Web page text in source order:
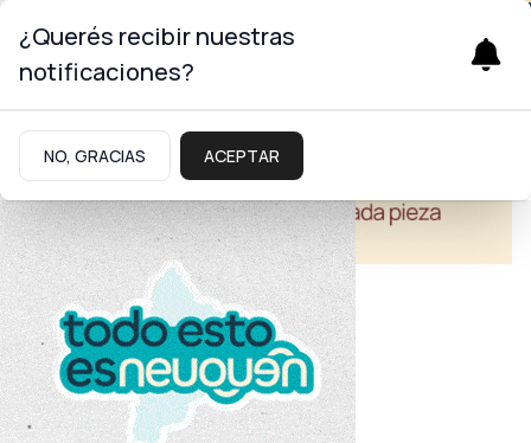
Educación
¿Querés recibir nuestras
notificaciones?
NO, GRACIAS ACEPTAR